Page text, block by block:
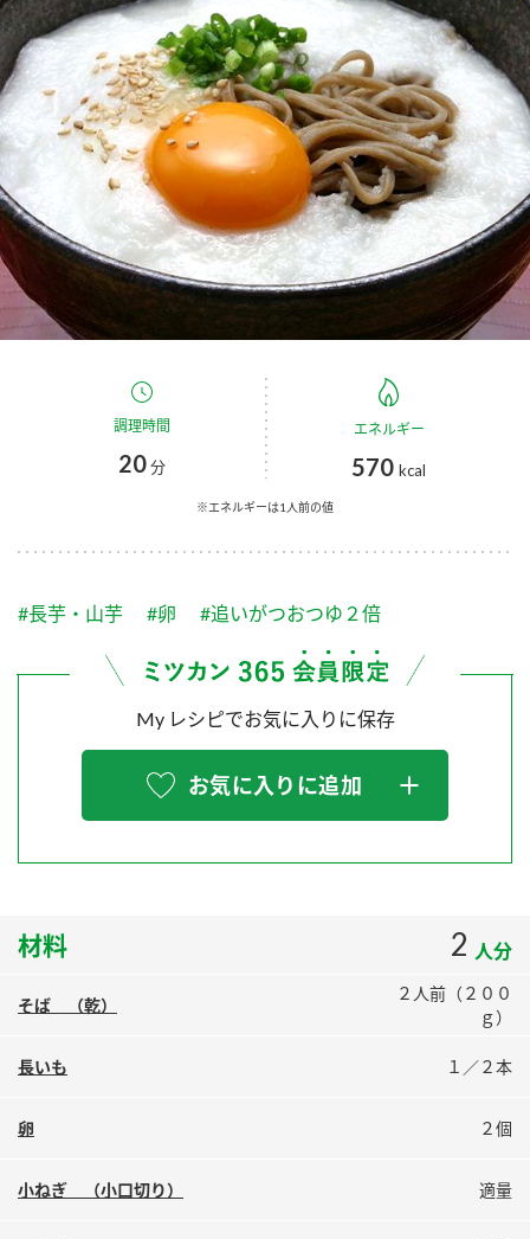
お酢ドリンク ぽん酢
みりん風・料理酒 鍋用調味料
つゆ
スープ 中華
ふりかけ おすしの素
炊き込みご飯の素 米飯用調味液
新商品一覧
キャンペーン情報
ブランド・スペシャルサイト
ブランド・スペシャルサイト トップ
商品ブランドサイト
Fibee（ファイビー）
くらしプラ酢
お酢ドリンク
つゆ
PIN印
スペシャルサイト
お酢を知ろう！
ぽん酢サワー
鍋奉行マニュアル
ミツカンのCM
企業情報
国内事業概要
企業理念
ミツカンの歴史
ミツカンを知る
環境への取り組み
ZENB initiative
MIM（ミツカンミュージアム）
各部門が大切にしていること
販売終了製品のご案内
よくあるご質問
地図から取り扱い店舗を探す
調理時間
20分
エネルギー
570 kcal
※エネルギーは1人前の値
#長芋・山芋 #卵 #追いがつおつゆ２倍
My レシピでお気に入りに保存
お気に入りに追加
材料 2 人分
そば （乾）
２人前（２００
ｇ）
長いも １／２本
卵 ２個
小ねぎ （小口切り） 適量